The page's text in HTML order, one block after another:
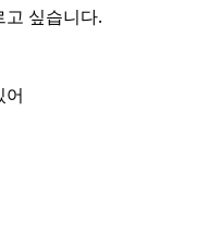
고 싶습니다.
어